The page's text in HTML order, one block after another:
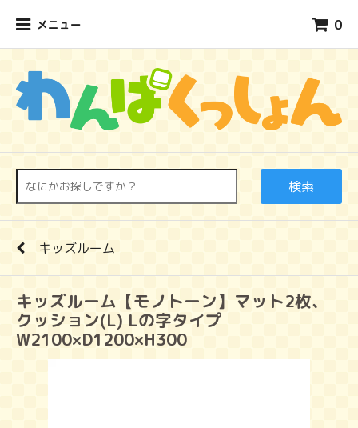
メニュー 0
検索
キッズルーム
キッズルーム【モノトーン】マット2枚、
クッション(L) Lの字タイプ
W2100×D1200×H300